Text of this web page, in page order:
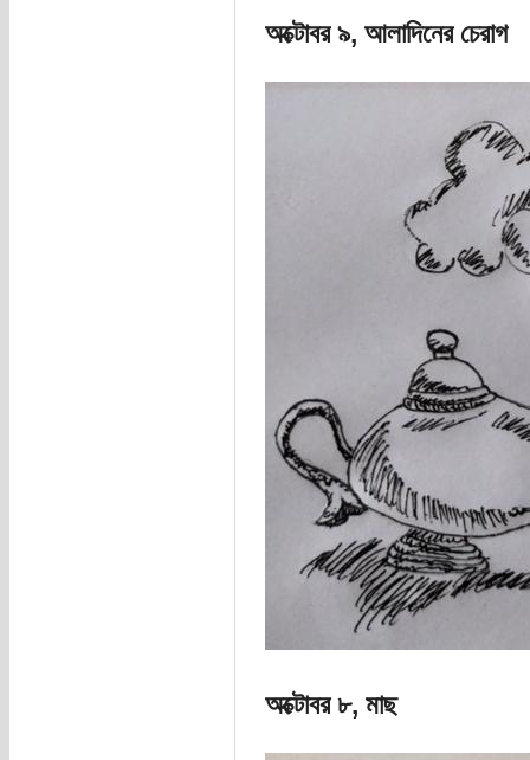
অক্টোবর ৯, আলাদিনের চেরাগ
অক্টোবর ৮, মাছ